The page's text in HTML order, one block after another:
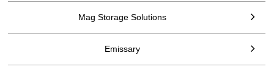
Mag Storage Solutions
Emissary